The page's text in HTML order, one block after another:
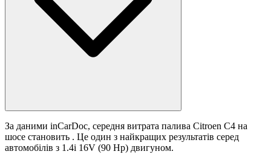
За даними inCarDoc, середня витрата палива Citroen C4 на
шосе становить . Це один з найкращих результатів серед
автомобілів з 1.4i 16V (90 Hp) двигуном.